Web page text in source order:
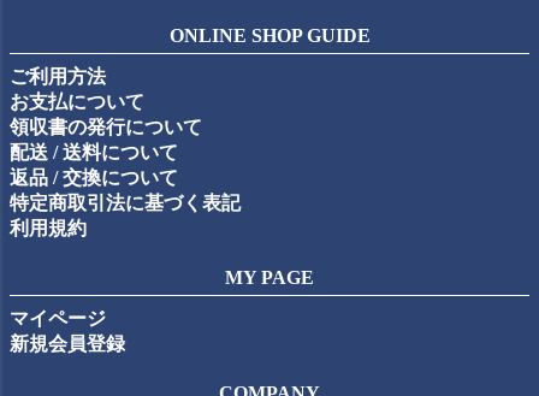
ップ
ONLINE SHOP GUIDE
ご利用方法
お支払について
領収書の発行について
配送 / 送料について
返品 / 交換について
特定商取引法に基づく表記
利用規約
MY PAGE
マイページ
新規会員登録